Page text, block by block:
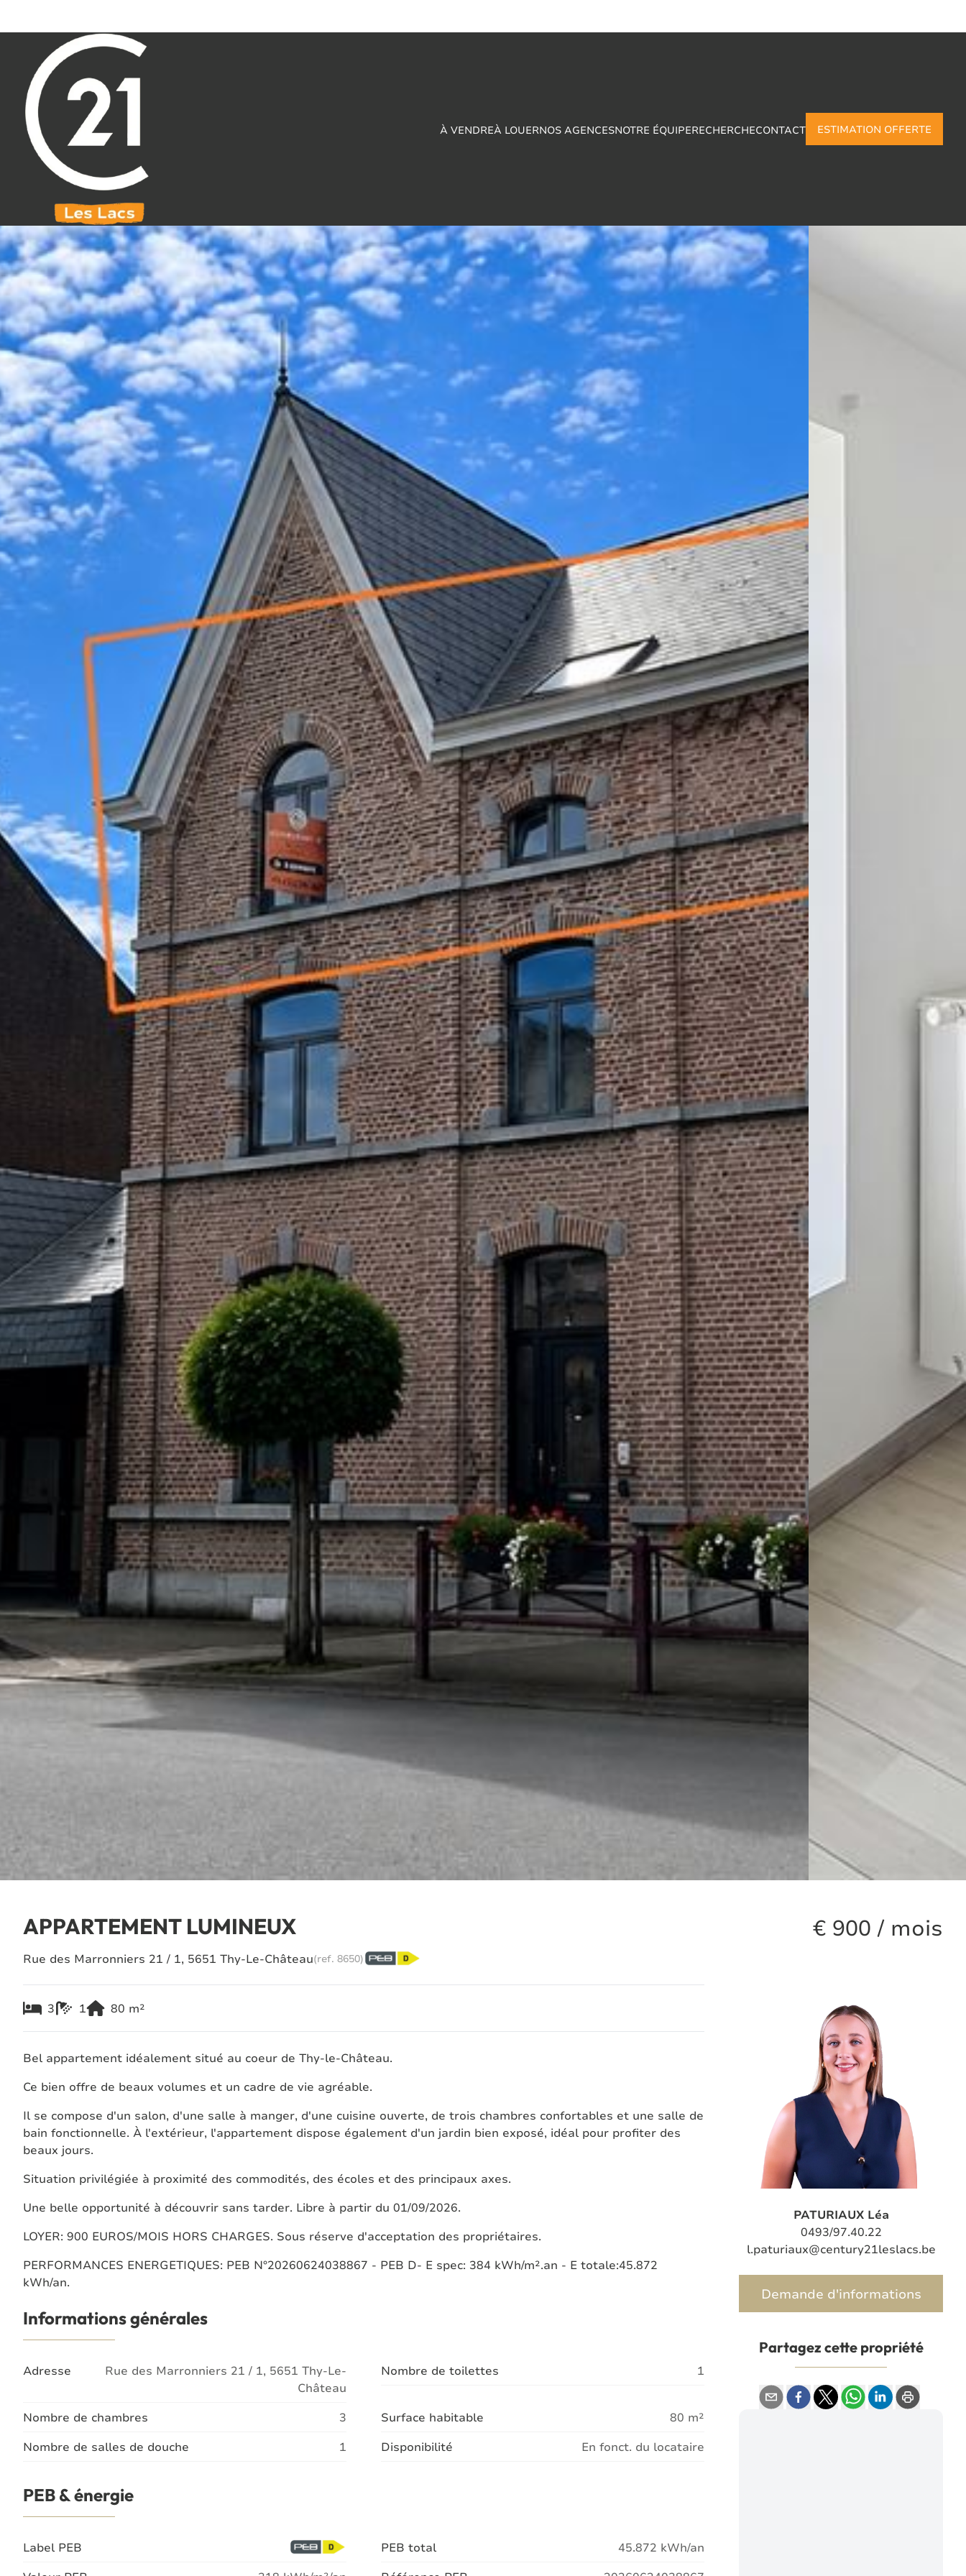
À VENDREÀ LOUERNOS AGENCESNOTRE ÉQUIPERECHERCHECONTACT ESTIMATION OFFERTE
APPARTEMENT LUMINEUX € 900 / mois
Rue des Marronniers 21 / 1, 5651 Thy-Le-Château(ref. 8650)
3 1 80 m²
Bel appartement idéalement situé au coeur de Thy-le-Château.
Ce bien offre de beaux volumes et un cadre de vie agréable.
Il se compose d'un salon, d'une salle à manger, d'une cuisine ouverte, de trois chambres confortables et une salle de
bain fonctionnelle. À l'extérieur, l'appartement dispose également d'un jardin bien exposé, idéal pour profiter des
beaux jours.
Situation privilégiée à proximité des commodités, des écoles et des principaux axes.
Une belle opportunité à découvrir sans tarder. Libre à partir du 01/09/2026.
LOYER: 900 EUROS/MOIS HORS CHARGES. Sous réserve d'acceptation des propriétaires.
PERFORMANCES ENERGETIQUES: PEB N°20260624038867 - PEB D- E spec: 384 kWh/m².an - E totale:45.872
kWh/an.
Informations générales
Adresse
Rue des Marronniers 21 / 1, 5651 Thy-Le-
Château
Nombre de toilettes 1
Nombre de chambres 3 Surface habitable
80 m²
Nombre de salles de douche
1 Disponibilité En fonct. du locataire
PEB & énergie
Label PEB PEB total
45.872 kWh/an
PATURIAUX Léa
0493/97.40.22
l.paturiaux@century21leslacs.be
Demande d'informations
Partagez cette propriété